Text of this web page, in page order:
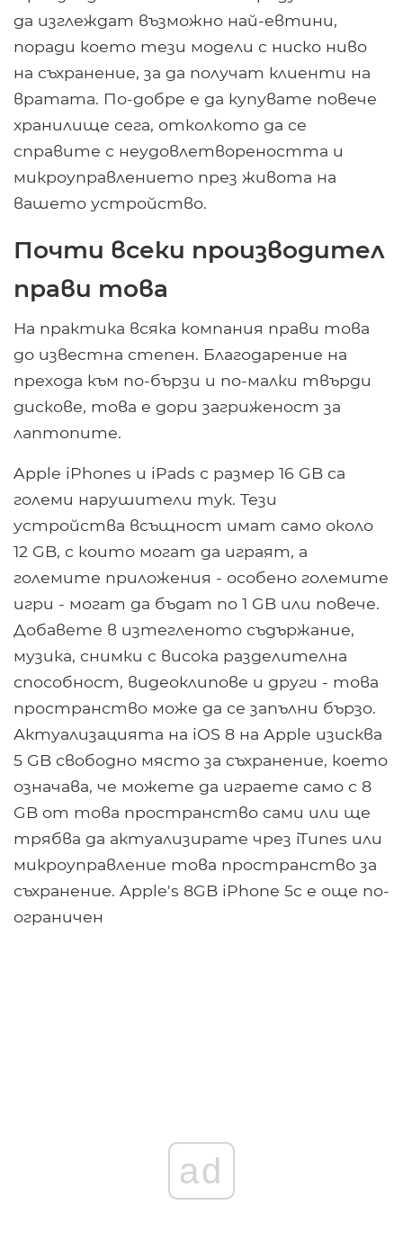
да изглеждат възможно най-евтини,
поради което тези модели с ниско ниво
на съхранение, за да получат клиенти на
вратата. По-добре е да купувате повече
хранилище сега, отколкото да се
справите с неудовлетвореността и
микроуправлението през живота на
вашето устройство.
Почти всеки производител
прави това
На практика всяка компания прави това
до известна степен. Благодарение на
прехода към по-бързи и по-малки твърди
дискове, това е дори загриженост за
лаптопите.
Apple iPhones и iPads с размер 16 GB са
големи нарушители тук. Тези
устройства всъщност имат само около
12 GB, с които могат да играят, а
големите приложения - особено големите
игри - могат да бъдат по 1 GB или повече.
Добавете в изтегленото съдържание,
музика, снимки с висока разделителна
способност, видеоклипове и други - това
пространство може да се запълни бързо.
Актуализацията на iOS 8 на Apple изисква
5 GB свободно място за съхранение, което
означава, че можете да играете само с 8
GB от това пространство сами или ще
трябва да актуализирате чрез iTunes или
микроуправление това пространство за
съхранение. Apple's 8GB iPhone 5c е още по-
ограничен
ad